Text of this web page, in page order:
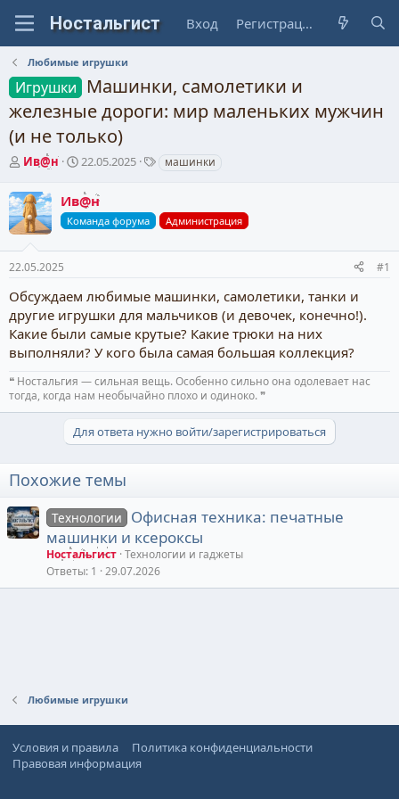
Вход Регистрация
Любимые игрушки
Игрушки
Машинки, самолетики и
железные дороги: мир маленьких мужчин
(и не только)
А
т
о
р
м
ы
Ив@н
Д
т
а
н
ч
а
22.05.2025
и
машинки
Ив@н
Команда форума Администрация
22.05.2025 #1
Обсуждаем любимые машинки, самолетики, танки и
другие игрушки для мальчиков (и девочек, конечно!).
Какие были самые крутые? Какие трюки на них
выполняли? У кого была самая большая коллекция?
❝ Ностальгия — сильная вещь. Особенно сильно она одолевает нас
тогда, когда нам необычайно плохо и одиноко. ❞
Для ответа нужно войти/зарегистрироваться
Похожие темы
Технологии
Офисная техника: печатные
машинки и ксероксы
Ностальгист Технологии и гаджеты
Ответы 1 29.07.2026
Любимые игрушки
Условия и правила
Политика конфиденциальности
Правовая информация